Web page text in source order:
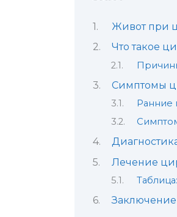
Живот при
Что такое
Симптомы
Ранние
Лечение
Заключение